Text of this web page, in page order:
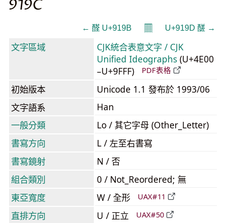
919C
← 醛 U+919B 𝄜 U+919D 醝 →
文字區域
CJK統合表意文字 / CJK
Unified Ideographs (U+4E00
–U+9FFF)
PDF表格
初始版本
Unicode 1.1 發布於 1993/06
文字語系
Han
一般分類
Lo / 其它字母 (Other_Letter)
書寫方向
L / 左至右書寫
書寫鏡射
N / 否
組合類別
0 / Not_Reordered; 無
東亞寬度
W / 全形 UAX#11
直排方向 U / 正立 UAX#50